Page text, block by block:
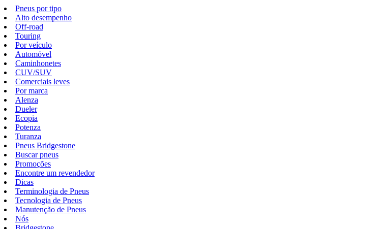
Pneus por tipo
Alto desempenho
Off-road
Touring
Por veículo
Automóvel
Caminhonetes
CUV/SUV
Comerciais leves
Por marca
Alenza
Dueler
Ecopia
Potenza
Turanza
Pneus Bridgestone
Buscar pneus
Promoções
Encontre um revendedor
Dicas
Terminologia de Pneus
Tecnologia de Pneus
Manutenção de Pneus
Nós